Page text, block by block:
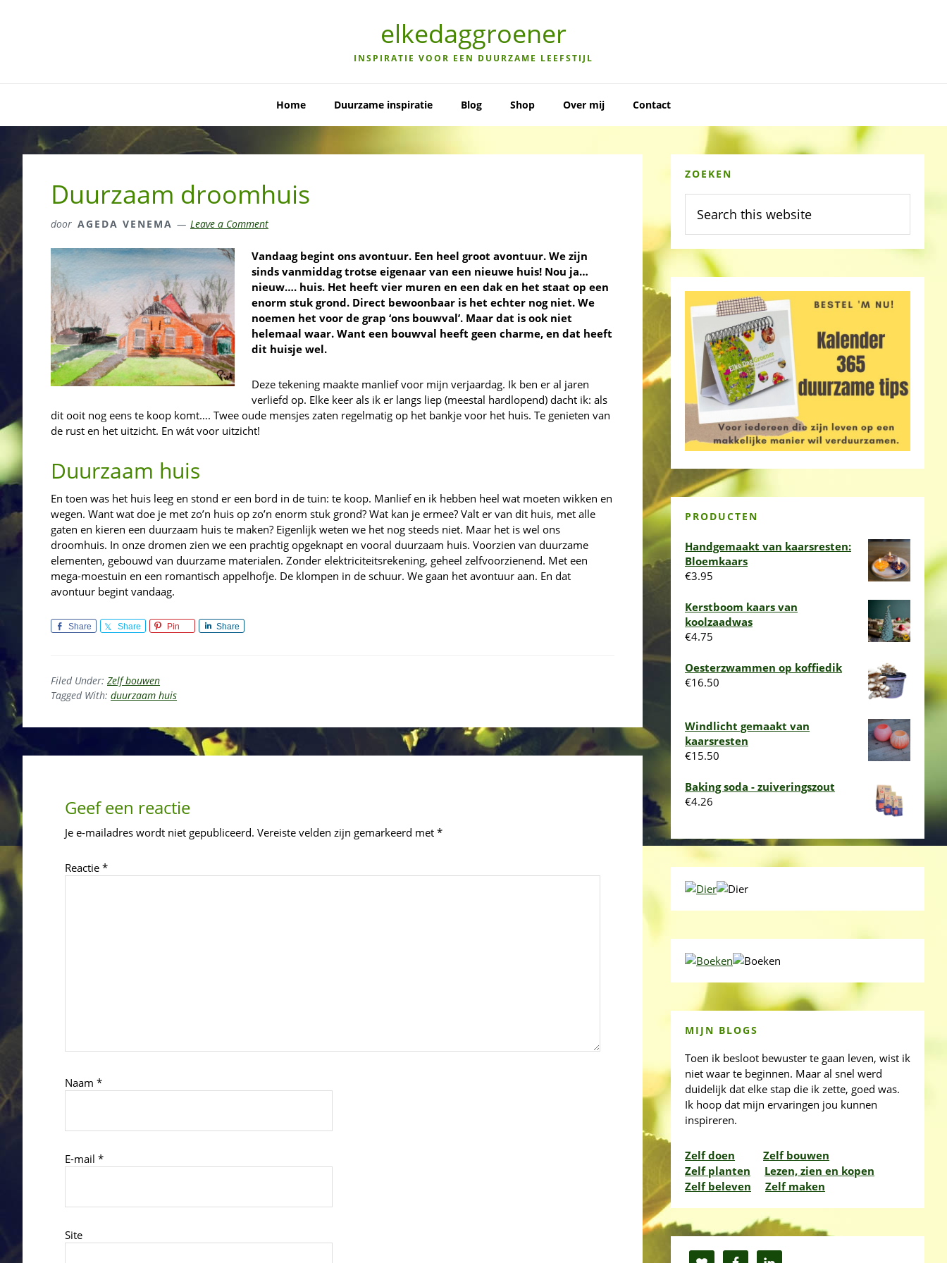
elkedaggroener
INSPIRATIE VOOR EEN DUURZAME LEEFSTIJL
Home Duurzame inspiratie Blog Shop Over mij Contact
Duurzaam droomhuis
door AGEDA VENEMA Leave a Comment
Vandaag begint ons avontuur. Een heel groot avontuur. We zijn
sinds vanmiddag trotse eigenaar van een nieuwe huis! Nou ja…
nieuw…. huis. Het heeft vier muren en een dak en het staat op een
enorm stuk grond. Direct bewoonbaar is het echter nog niet. We
noemen het voor de grap ‘ons bouwval’. Maar dat is ook niet
helemaal waar. Want een bouwval heeft geen charme, en dat heeft
dit huisje wel.
Deze tekening maakte manlief voor mijn verjaardag. Ik ben er al jaren
verliefd op. Elke keer als ik er langs liep (meestal hardlopend) dacht ik: als
dit ooit nog eens te koop komt…. Twee oude mensjes zaten regelmatig op het bankje voor het huis. Te genieten van
de rust en het uitzicht. En wát voor uitzicht!
Duurzaam huis
En toen was het huis leeg en stond er een bord in de tuin: te koop. Manlief en ik hebben heel wat moeten wikken en
wegen. Want wat doe je met zo’n huis op zo’n enorm stuk grond? Wat kan je ermee? Valt er van dit huis, met alle
gaten en kieren een duurzaam huis te maken? Eigenlijk weten we het nog steeds niet. Maar het is wel ons
droomhuis. In onze dromen zien we een prachtig opgeknapt en vooral duurzaam huis. Voorzien van duurzame
elementen, gebouwd van duurzame materialen. Zonder elektriciteitsrekening, geheel zelfvoorzienend. Met een
mega-moestuin en een romantisch appelhofje. De klompen in de schuur. We gaan het avontuur aan. En dat
avontuur begint vandaag.
Share Share Pin Share
Filed Under: Zelf bouwen
Tagged With: duurzaam huis
Geef een reactie
Je e-mailadres wordt niet gepubliceerd. Vereiste velden zijn gemarkeerd met *
Reactie *
Naam *
E-mail *
Site
Primary
Sidebar
ZOEKEN
this
website
PRODUCTEN
Handgemaakt van kaarsresten:
Bloemkaars
€3.95
Kerstboom kaars van
koolzaadwas
€4.75
Oesterzwammen op koffiedik
€16.50
Windlicht gemaakt van
kaarsresten
€15.50
Baking soda - zuiveringszout
€4.26
MIJN BLOGS
Toen ik besloot bewuster te gaan leven, wist ik
niet waar te beginnen. Maar al snel werd
duidelijk dat elke stap die ik zette, goed was.
Ik hoop dat mijn ervaringen jou kunnen
inspireren.
Zelf doen
Zelf bouwen
Zelf planten
Lezen, zien en kopen
Zelf beleven
Zelf maken